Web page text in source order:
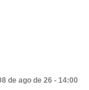
de ago de 26 - 14:00